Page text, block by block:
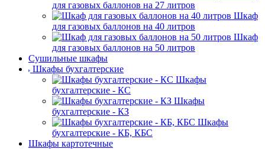
для газовых баллонов на 27 литров
Шкаф
для газовых баллонов на 40 литров
Шкаф
для газовых баллонов на 50 литров
Сушильные шкафы
Шкафы бухгалтерские
Шкафы
бухгалтерские - КС
Шкафы
бухгалтерские - КЗ
Шкафы
бухгалтерские - КБ, КБС
Шкафы картотечные